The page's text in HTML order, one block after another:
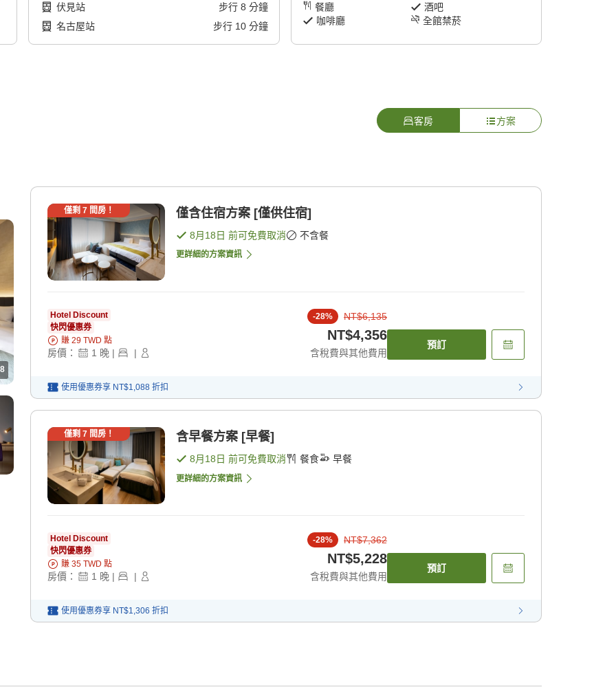
伏見站
步行 8 分鐘
名古屋站
步行 10分鐘
餐廳
酒吧
咖啡廳
全館禁菸
客房 方案
8
僅剩 7間房！ 僅含住宿方案 [僅供住宿]
8月18日 前可免費取消 不含餐
更詳細的方案資訊
Hotel Discount
快閃優惠券
賺 29 TWD 點
房價： 1 晚 | |
-28% NT$6,135
NT$4,356
含稅費與其他費用
預訂
使用優惠券享 NT$1,088 折扣
僅剩 7間房！ 含早餐方案 [早餐]
8月18日 前可免費取消 餐食 早餐
更詳細的方案資訊
Hotel Discount
快閃優惠券
賺 35 TWD 點
房價： 1 晚 | |
-28% NT$7,362
NT$5,228
含稅費與其他費用
預訂
使用優惠券享 NT$1,306 折扣